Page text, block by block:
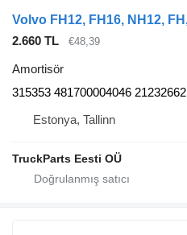
2.660 TL €48,39
Amortisör
315353 481700004046 21232662
Estonya, Tallinn
TruckParts Eesti OÜ